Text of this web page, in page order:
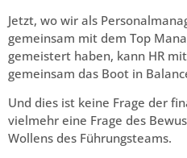
Jetzt, wo wir als
gemeinsam mit dem Top
gemeistert haben, kann HR
gemeinsam das Boot in
Und dies ist keine Frage der
vielmehr eine Frage des
Wollens des Führungsteams.